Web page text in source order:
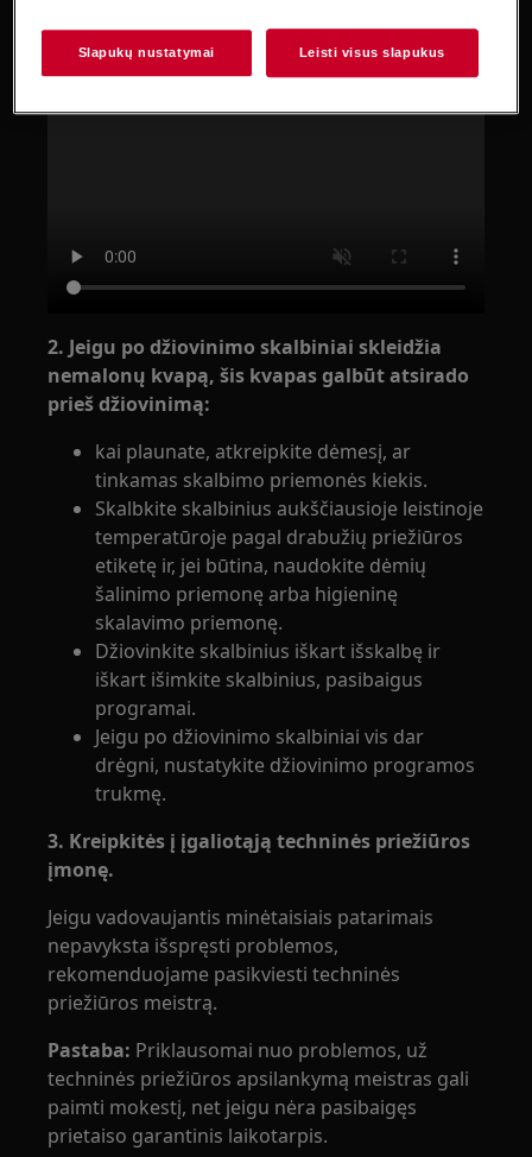
2. Jeigu po džiovinimo skalbiniai skleidžia
nemalonų kvapą, šis kvapas galbūt atsirado
prieš džiovinimą:
kai plaunate, atkreipkite dėmesį, ar
tinkamas skalbimo priemonės kiekis.
Skalbkite skalbinius aukščiausioje leistinoje
temperatūroje pagal drabužių priežiūros
etiketę ir, jei būtina, naudokite dėmių
šalinimo priemonę arba higieninę
skalavimo priemonę.
Džiovinkite skalbinius iškart išskalbę ir
iškart išimkite skalbinius, pasibaigus
programai.
Jeigu po džiovinimo skalbiniai vis dar
drėgni, nustatykite džiovinimo programos
trukmę.
3. Kreipkitės į įgaliotąją techninės priežiūros
įmonę.
Jeigu vadovaujantis minėtaisiais patarimais
nepavyksta išspręsti problemos,
rekomenduojame pasikviesti techninės
priežiūros meistrą.
Pastaba: Priklausomai nuo problemos, už
techninės priežiūros apsilankymą meistras gali
paimti mokestį, net jeigu nėra pasibaigęs
prietaiso garantinis laikotarpis.
Slapukų nustatymai Leisti visus slapukus